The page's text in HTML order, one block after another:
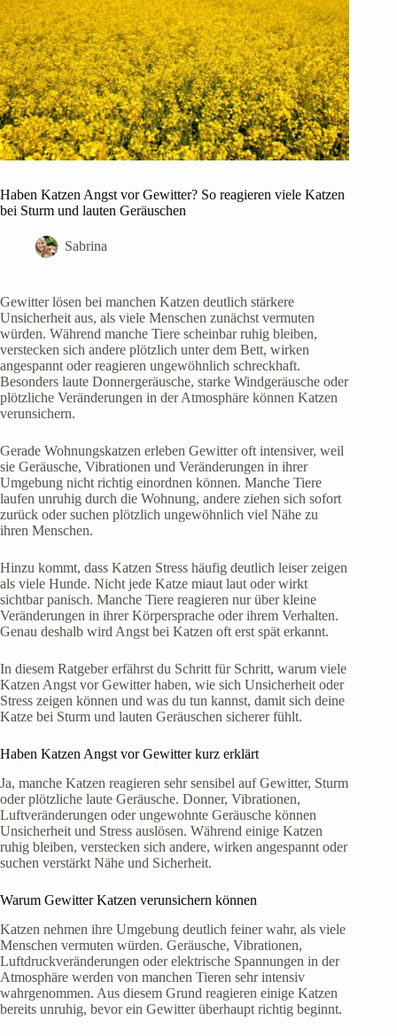
Haben Katzen Angst vor Gewitter? So reagieren viele Katzen
bei Sturm und lauten Geräuschen
Sabrina
Gewitter lösen bei manchen Katzen deutlich stärkere
Unsicherheit aus, als viele Menschen zunächst vermuten
würden. Während manche Tiere scheinbar ruhig bleiben,
verstecken sich andere plötzlich unter dem Bett, wirken
angespannt oder reagieren ungewöhnlich schreckhaft.
Besonders laute Donnergeräusche, starke Windgeräusche oder
plötzliche Veränderungen in der Atmosphäre können Katzen
verunsichern.
Gerade Wohnungskatzen erleben Gewitter oft intensiver, weil
sie Geräusche, Vibrationen und Veränderungen in ihrer
Umgebung nicht richtig einordnen können. Manche Tiere
laufen unruhig durch die Wohnung, andere ziehen sich sofort
zurück oder suchen plötzlich ungewöhnlich viel Nähe zu
ihren Menschen.
Hinzu kommt, dass Katzen Stress häufig deutlich leiser zeigen
als viele Hunde. Nicht jede Katze miaut laut oder wirkt
sichtbar panisch. Manche Tiere reagieren nur über kleine
Veränderungen in ihrer Körpersprache oder ihrem Verhalten.
Genau deshalb wird Angst bei Katzen oft erst spät erkannt.
In diesem Ratgeber erfährst du Schritt für Schritt, warum viele
Katzen Angst vor Gewitter haben, wie sich Unsicherheit oder
Stress zeigen können und was du tun kannst, damit sich deine
Katze bei Sturm und lauten Geräuschen sicherer fühlt.
Haben Katzen Angst vor Gewitter kurz erklärt
Ja, manche Katzen reagieren sehr sensibel auf Gewitter, Sturm
oder plötzliche laute Geräusche. Donner, Vibrationen,
Luftveränderungen oder ungewohnte Geräusche können
Unsicherheit und Stress auslösen. Während einige Katzen
ruhig bleiben, verstecken sich andere, wirken angespannt oder
suchen verstärkt Nähe und Sicherheit.
Warum Gewitter Katzen verunsichern können
Katzen nehmen ihre Umgebung deutlich feiner wahr, als viele
Menschen vermuten würden. Geräusche, Vibrationen,
Luftdruckveränderungen oder elektrische Spannungen in der
Atmosphäre werden von manchen Tieren sehr intensiv
wahrgenommen. Aus diesem Grund reagieren einige Katzen
bereits unruhig, bevor ein Gewitter überhaupt richtig beginnt.